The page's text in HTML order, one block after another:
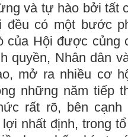
và tự hào bởi tất
đều có một bước
của Hội được củng
quyền, Nhân dân
mở ra nhiều cơ
những năm tiếp
rất rõ, bên
nhất định, trong